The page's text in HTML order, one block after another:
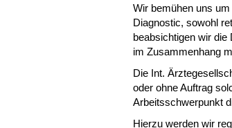
Wir bemühen uns
Diagnostic, sowohl
beabsichtigen wir die
im Zusammenhang
Die Int.
oder ohne Auftrag
Arbeitsschwerpunkt
Hierzu werden wir